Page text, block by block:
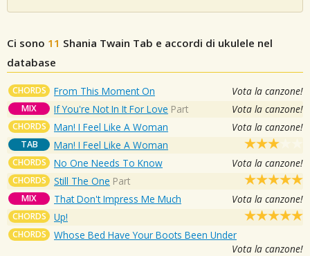
Ci sono 11 Shania Twain Tab e accordi di ukulele nel
database
CHORDS From This Moment On Vota la canzone!
MIX If You're Not In It For Love Part Vota la canzone!
CHORDS Man! I Feel Like A Woman Vota la canzone!
TAB Man! I Feel Like A Woman
CHORDS No One Needs To Know Vota la canzone!
CHORDS Still The One Part
MIX That Don't Impress Me Much Vota la canzone!
CHORDS Up!
CHORDS
Whose Bed Have Your Boots Been Under
Vota la canzone!